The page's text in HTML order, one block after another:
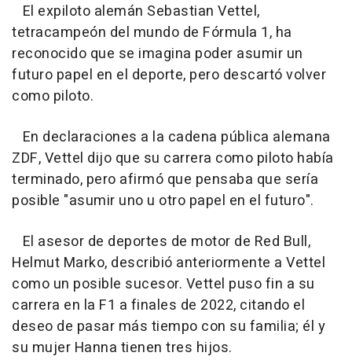
El expiloto alemán Sebastian Vettel,
tetracampeón del mundo de Fórmula 1, ha
reconocido que se imagina poder asumir un
futuro papel en el deporte, pero descartó volver
como piloto.
En declaraciones a la cadena pública alemana
ZDF, Vettel dijo que su carrera como piloto había
terminado, pero afirmó que pensaba que sería
posible "asumir uno u otro papel en el futuro".
El asesor de deportes de motor de Red Bull,
Helmut Marko, describió anteriormente a Vettel
como un posible sucesor. Vettel puso fin a su
carrera en la F1 a finales de 2022, citando el
deseo de pasar más tiempo con su familia; él y
su mujer Hanna tienen tres hijos.